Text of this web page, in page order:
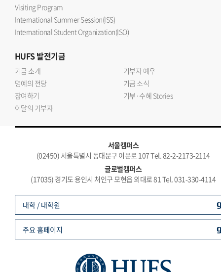
Visiting Program
International Summer Session(ISS)
International Student Organization(ISO)
HUFS발전기금
기금 소개
기부자 예우
명예의 전당
기금 소식
참여하기
기부·수혜 Stories
이달의 기부자
서울캠퍼스
(02450) 서울특별시 동대문구 이문로 107 Tel. 82-2-2173-2114
글로벌캠퍼스
(17035) 경기도 용인시 처인구 모현읍 외대로 81 Tel. 031-330-4114
대학 / 대학원
주요 홈페이지